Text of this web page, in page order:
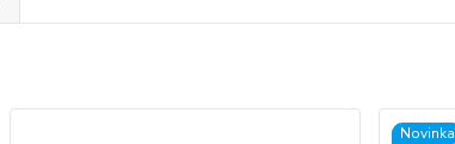
Novinka